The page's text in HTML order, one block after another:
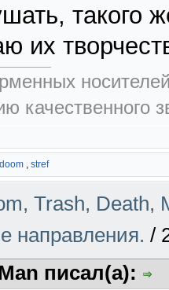
такого
их
качественного
doom , stref
Trash, Death,
направления. /
писал(а):